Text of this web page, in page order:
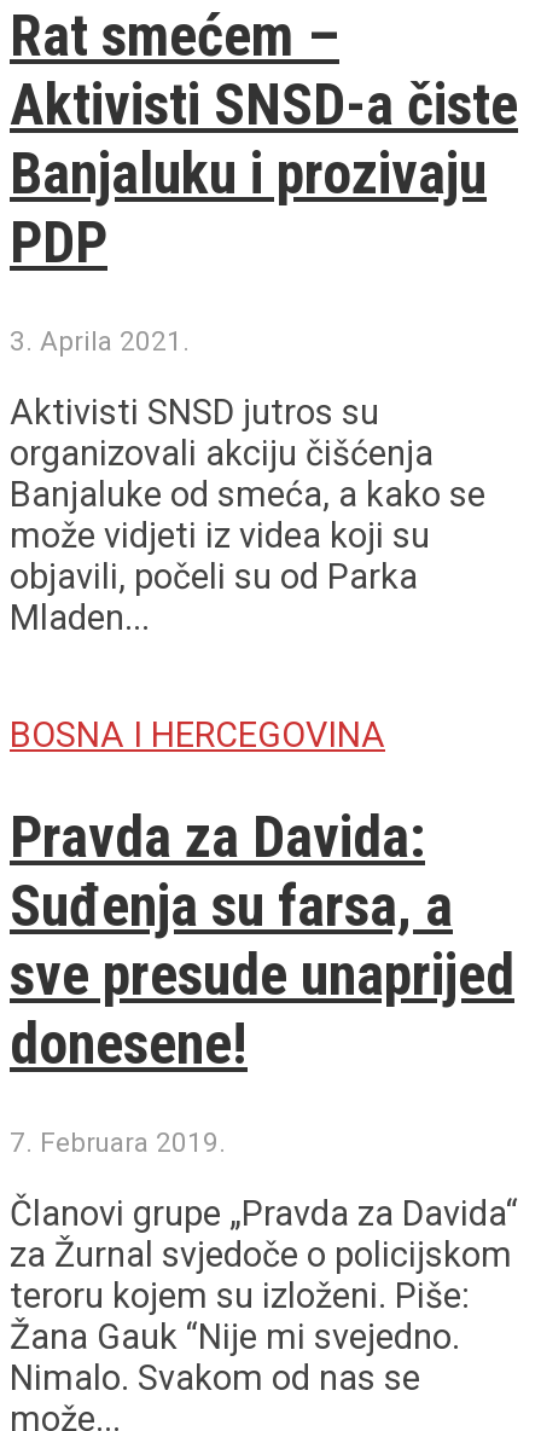
Rat smećem –
Aktivisti SNSD-a čiste
Banjaluku i prozivaju
PDP
3. Aprila 2021.
Aktivisti SNSD jutros su
organizovali akciju čišćenja
Banjaluke od smeća, a kako se
može vidjeti iz videa koji su
objavili, počeli su od Parka
Mladen...
BOSNA I HERCEGOVINA
Pravda za Davida:
Suđenja su farsa, a
sve presude unaprijed
donesene!
7. Februara 2019.
Članovi grupe „Pravda za Davida“
za Žurnal svjedoče o policijskom
teroru kojem su izloženi. Piše:
Žana Gauk “Nije mi svejedno.
Nimalo. Svakom od nas se
može...